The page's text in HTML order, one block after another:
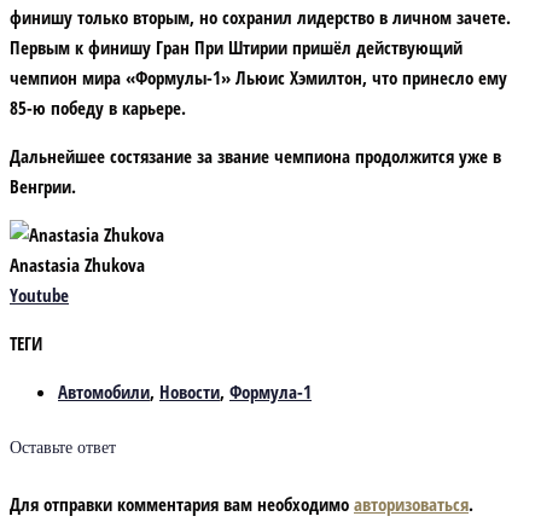
финишу только вторым, но сохранил лидерство в личном зачете.
Первым к финишу Гран При Штирии пришёл действующий
чемпион мира «Формулы-1» Льюис Хэмилтон, что принесло ему
85-ю победу в карьере.
Дальнейшее состязание за звание чемпиона продолжится уже в
Венгрии.
Anastasia Zhukova
Youtube
ТЕГИ
Автомобили, Новости, Формула-1
Оставьте ответ
Для отправки комментария вам необходимо авторизоваться.